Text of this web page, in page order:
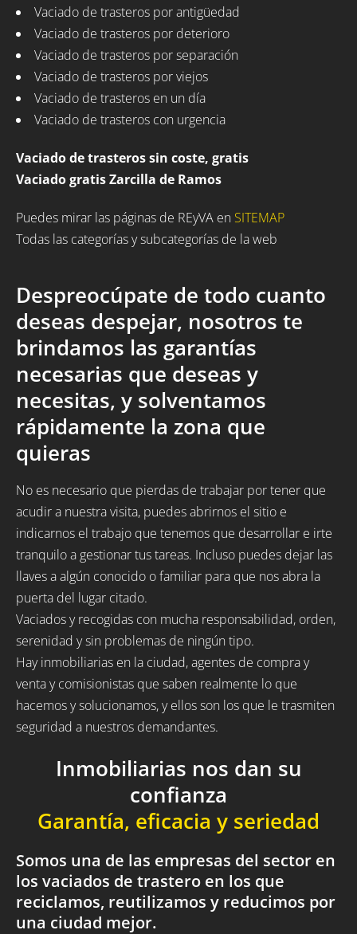
Vaciado de trasteros por antigüedad
Vaciado de trasteros por deterioro
Vaciado de trasteros por separación
Vaciado de trasteros por viejos
Vaciado de trasteros en un día
Vaciado de trasteros con urgencia
Vaciado de trasteros sin coste, gratis
Vaciado gratis Zarcilla de Ramos
Puedes mirar las páginas de REyVA en SITEMAP
Todas las categorías y subcategorías de la web
Despreocúpate de todo cuanto
deseas despejar, nosotros te
brindamos las garantías
necesarias que deseas y
necesitas, y solventamos
rápidamente la zona que
quieras
No es necesario que pierdas de trabajar por tener que
acudir a nuestra visita, puedes abrirnos el sitio e
indicarnos el trabajo que tenemos que desarrollar e irte
tranquilo a gestionar tus tareas. Incluso puedes dejar las
llaves a algún conocido o familiar para que nos abra la
puerta del lugar citado.
Vaciados y recogidas con mucha responsabilidad, orden,
serenidad y sin problemas de ningún tipo.
Hay inmobiliarias en la ciudad, agentes de compra y
venta y comisionistas que saben realmente lo que
hacemos y solucionamos, y ellos son los que le trasmiten
seguridad a nuestros demandantes.
Inmobiliarias nos dan su
confianza
Garantía, eficacia y seriedad
Somos una de las empresas del sector en
los vaciados de trastero en los que
reciclamos, reutilizamos y reducimos por
una ciudad mejor.